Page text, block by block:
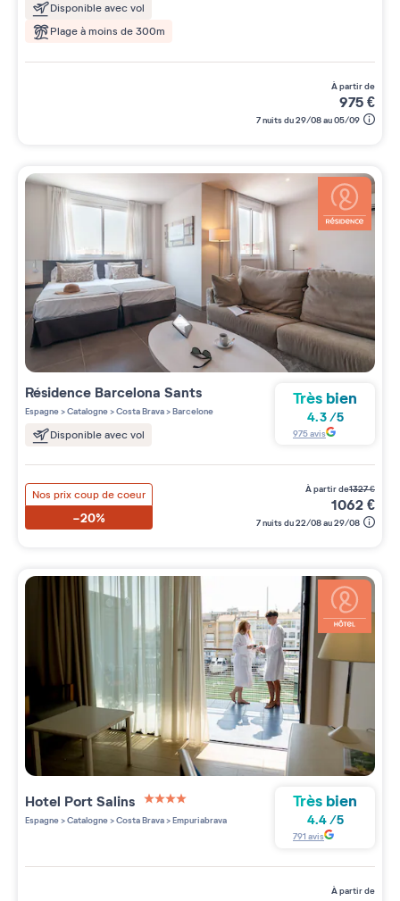
Disponible avec vol
Plage à moins de 300m
à partir de
975€
7 nuits du 29/08 au 05/09
Résidence Barcelona Sants
Espagne>Catalogne>Costa Brava>Barcelone
Disponible avec vol
Très bien
4.3 /5
975avis
Nos prix coup de coeur
-20%
à partir de1327€
1062€
7 nuits du 22/08 au 29/08
Hotel Port Salins
4 étoiles sur 5
Espagne>Catalogne>Costa Brava>Empuriabrava
Très bien
4.4/5
791 avis
à partir de